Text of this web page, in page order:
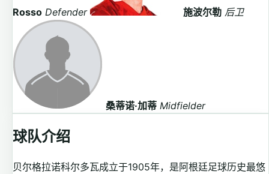
Rosso Defender 施波尔勒 后卫
桑蒂诺·加蒂 Midfielder
球队介绍
贝尔格拉诺科尔多瓦成立于1905年，是阿根廷足球历史最悠